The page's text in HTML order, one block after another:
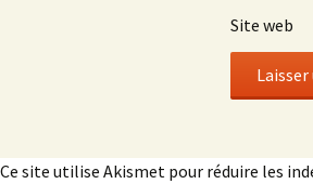
Site web
Ce site utilise Akismet pour réduire les